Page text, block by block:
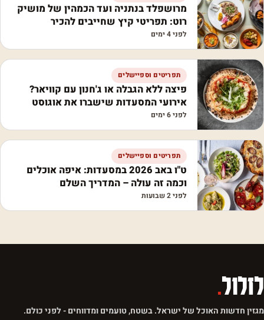
מרושפלד בנתניה ועד הכמהין של מושיק
רוט: תפריטי קיץ שחייבים להכיר
לפני 4 ימים
תפריטים וספיישלים
פיצה ללא הגבלה או ג'חנון עם קוויאר?
אירועי המסעדות שישברו את אוגוסט
לפני 6 ימים
תפריטים וספיישלים
ט"ו באב 2026 במסעדות: איפה אוכלים
וכמה זה עולה – המדריך השלם
לפני 2 שבועות
לזלול.
מגזין חדשות האוכל של ישראל. בשטח, טועמים ומדווחים - לפני כולם.